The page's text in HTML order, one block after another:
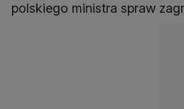
polskiego ministra spraw